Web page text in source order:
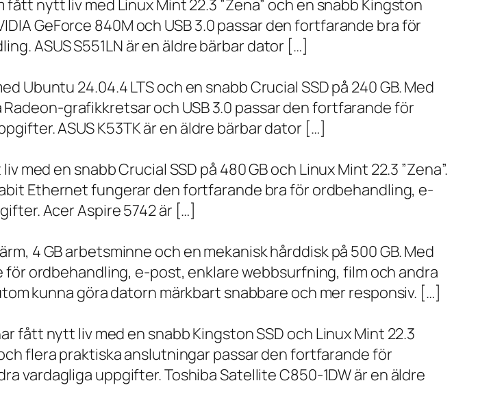
nytt liv med Linux Mint 22.3 ”Zena” och en snabb Kingston
GeForce 840M och USB 3.0 passar den fortfarande bra för
ASUS S551LN är en äldre bärbar dator […]
Ubuntu 24.04.4 LTS och en snabb Crucial SSD på 240 GB. Med
grafikkretsar och USB 3.0 passar den fortfarande för
ASUS K53TK är en äldre bärbar dator […]
en snabb Crucial SSD på 480 GB och Linux Mint 22.3 ”Zena”.
Ethernet fungerar den fortfarande bra för ordbehandling, e-
Acer Aspire 5742 är […]
4 GB arbetsminne och en mekanisk hårddisk på 500 GB. Med
ordbehandling, e-post, enklare webbsurfning, film och andra
kunna göra datorn märkbart snabbare och mer responsiv. […]
fått nytt liv med en snabb Kingston SSD och Linux Mint 22.3
flera praktiska anslutningar passar den fortfarande för
vardagliga uppgifter. Toshiba Satellite C850-1DW är en äldre